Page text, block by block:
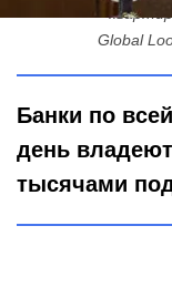
Global
Банки по
день
тысячами